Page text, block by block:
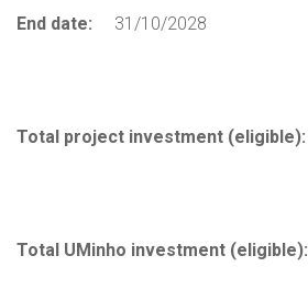
End date: 31/10/2028
Total project investment (eligible):
Total UMinho investment (eligible):